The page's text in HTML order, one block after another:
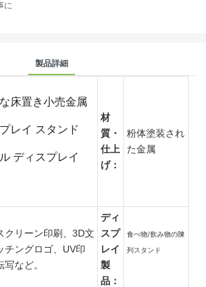
に
製品詳細
床置き小売金属
レイ スタンド
ディスプレイ
材
質・
仕上
げ：
粉体塗装され
た金属
クリーン印刷、3D文
チングロゴ、UV印
写など。
ディ
スプ
レイ
製
品：
食べ物/飲み物の陳
列スタンド